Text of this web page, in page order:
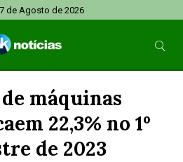
de Agosto de 2026
máquinas
22,3% no 1º
de 2023